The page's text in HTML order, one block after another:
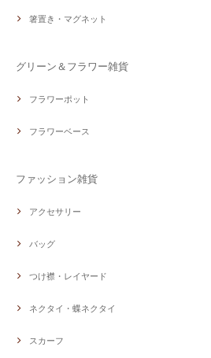
箸置き・マグネット
グリーン＆フラワー雑貨
フラワーポット
フラワーベース
ファッション雑貨
アクセサリー
バッグ
つけ襟・レイヤード
ネクタイ・蝶ネクタイ
スカーフ